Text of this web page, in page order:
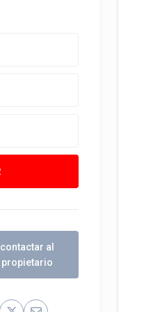
contactar al
propietario